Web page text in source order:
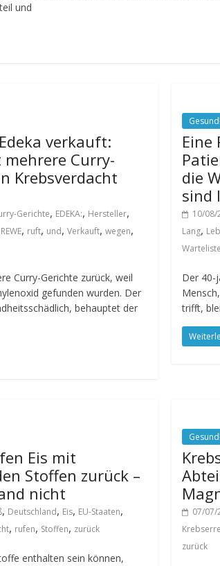
und
verkauft:
Curry-
Krebsverdacht
Gerichte, EDEKA:, Hersteller,
REWE, ruft, und, Verkauft, wegen,
Curry-Gerichte zurück, weil
gefunden wurden. Der
behauptet der
Eine
die
sind
10/08/
Lang,
Der 40-
trifft,
Eis mit
Stoffen zurück –
nicht
, Deutschland, Eis, EU-Staaten,
, rufen, Stoffen, zurück
enthalten sein können,
07/07/
zurück